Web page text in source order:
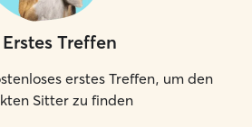
Erstes Treffen
erstes Treffen, um den
Sitter zu finden